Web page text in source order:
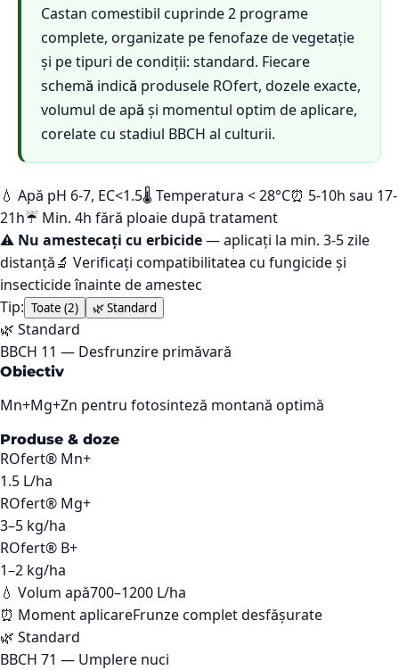
Castan comestibil cuprinde 2 programe
complete, organizate pe fenofaze de vegetație
și pe tipuri de condiții: standard. Fiecare
schemă indică produsele ROfert, dozele exacte,
volumul de apă și momentul optim de aplicare,
corelate cu stadiul BBCH al culturii.
💧 Apă pH 6-7, EC<1.5🌡️ Temperatura < 28°C⏰ 5-10h sau 17-
21h☔ Min. 4h fără ploaie după tratament
⚠️ Nu amestecați cu erbicide— aplicați la min. 3-5 zile
distanță🔬 Verificați compatibilitatea cu fungicide și
insecticide înainte de amestec
Tip: Toate (2) 🌿Standard
🌿 Standard
BBCH 11 — Desfrunzire primăvară
Obiectiv
Mn+Mg+Zn pentru fotosinteză montană optimă
Produse & doze
ROfert® Mn+
1.5 L/ha
ROfert® Mg+
3–5 kg/ha
ROfert® B+
1–2 kg/ha
💧 Volum apă700–1200 L/ha
⏰ Moment aplicareFrunze complet desfășurate
🌿 Standard
BBCH 71 — Umplere nuci